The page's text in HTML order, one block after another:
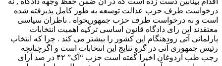
درخواست طرف حزب عدالت توسعه به طور کامل پذیرفته شده
است و نه درخواست طرف حزب جمهوریخواه . ناظران سیاسی
معتقدند این رای دادگاه قانون اساسی ترکیه اهمیت انتخابات
پارلمانی آتی زودهنگام این کشور را بیشتر می کند . چرا که انتخاب
رئیس جمهوری آتی در گرو نتایج این انتخابات است و اگرچنانچه
رجب طب اردوغان اخیرا گفته است حزب “آک” ۴۲ در صد آرای